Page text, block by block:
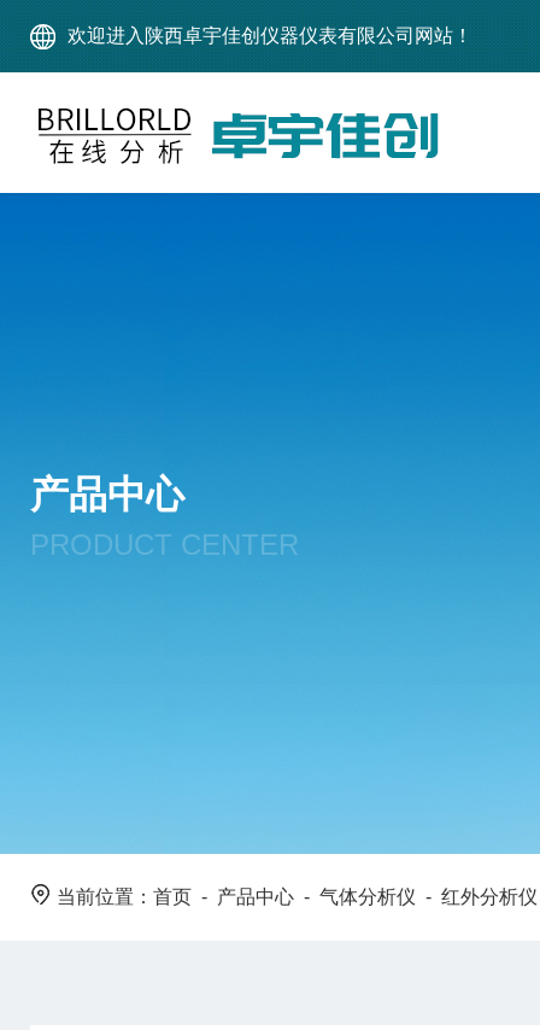
欢迎进入陕西卓宇佳创仪器仪表有限公司网站！
产品中心
PRODUCT CENTER
当前位置： 首页 - 产品中心 - 气体分析仪 - 红外分析仪